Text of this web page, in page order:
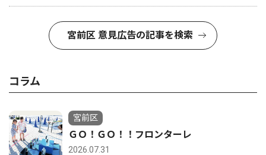
宮前区 意見広告の記事を検索
コラム
宮前区
ＧＯ！ＧＯ！！フロンターレ
2026.07.31